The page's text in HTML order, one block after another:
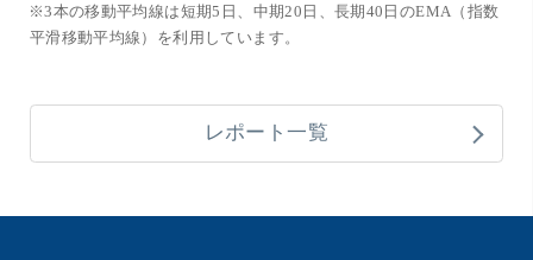
※3本の移動平均線は短期5日、中期20日、長期40日のEMA（指数
平滑移動平均線）を利用しています。
レポート一覧